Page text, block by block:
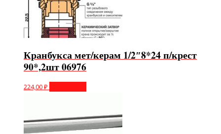
Кранбукса мет/керам 1/2″8*24 п/крест
90*,2шт 06976
224,00₽